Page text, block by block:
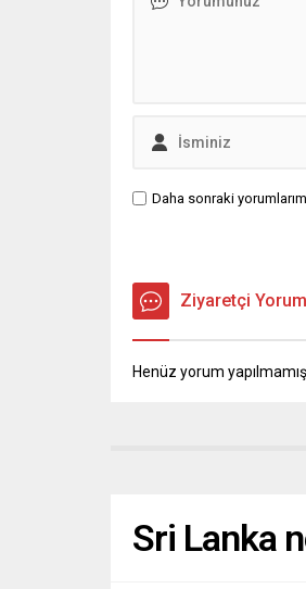
Daha sonraki
Ziyaretçi
Henüz yorum yapılmamış.
Sri Lanka